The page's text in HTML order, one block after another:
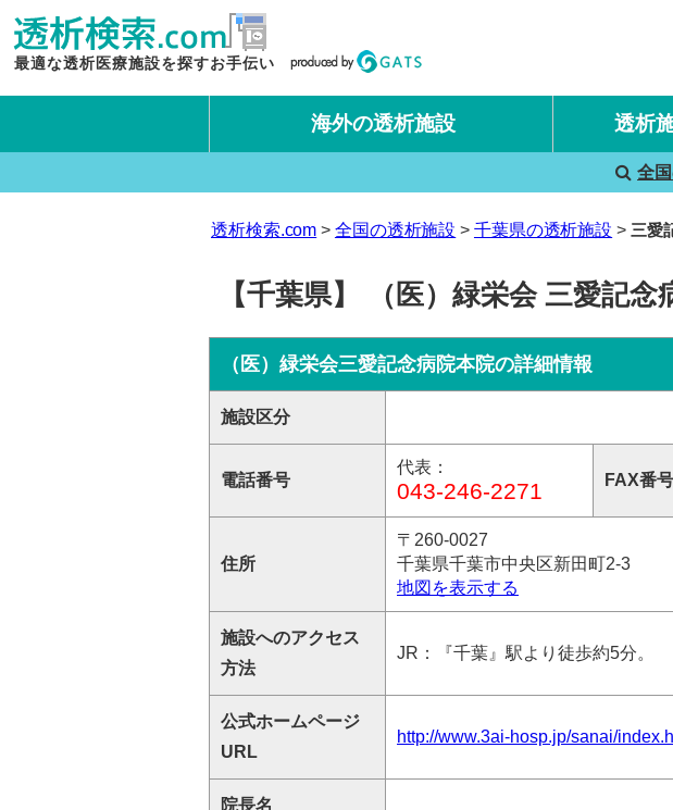
最適な透析医療施設を探すお手伝い
海外の透析施設 透析
国
海
全
透析検索.com 全国の透析施設 千葉県の透析施設 三愛
【千葉県】 （医）緑栄会 三愛記念
（医）緑栄会三愛記念病院本院の詳細情報
施設区分
電話番号
代表：
043-246-2271 FAX番号
住所
〒260-0027
千葉県千葉市中央区新田町2-3
地図を表示する
施設へのアクセス
方法
JR：『千葉』駅より徒歩約5分。
公式ホームページ
URL
http://www.3ai-hosp.jp/sanai/
院長名